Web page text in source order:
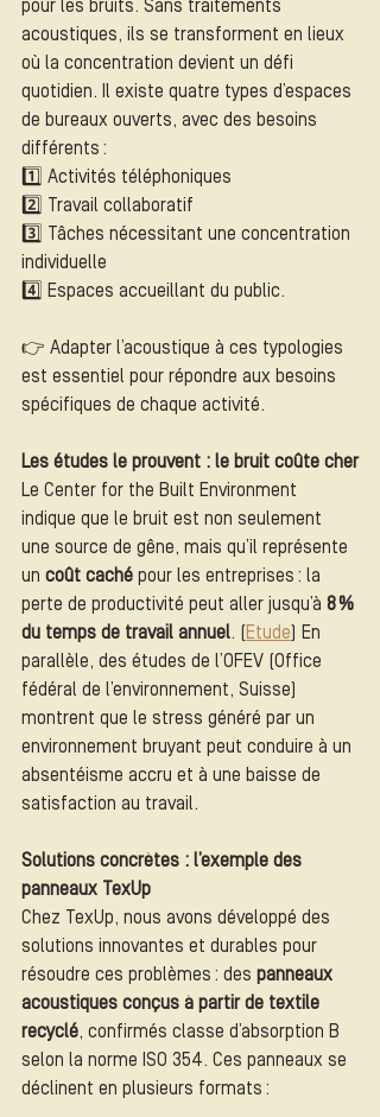
pour les bruits. Sans traitements
acoustiques, ils se transforment en lieux
où la concentration devient un défi
quotidien. Il existe quatre types d’espaces
de bureaux ouverts, avec des besoins
différents :
1️⃣ Activités téléphoniques
2️⃣ Travail collaboratif
3️⃣ Tâches nécessitant une concentration
individuelle
4️⃣ Espaces accueillant du public.
👉 Adapter l’acoustique à ces typologies
est essentiel pour répondre aux besoins
spécifiques de chaque activité.
Les études le prouvent : le bruit coûte cher
Le Center for the Built Environment
indique que le bruit est non seulement
une source de gêne, mais qu’il représente
un coût caché pour les entreprises : la
perte de productivité peut aller jusqu’à 8 %
du temps de travail annuel. (Etude) En
parallèle, des études de l’OFEV (Office
fédéral de l’environnement, Suisse)
montrent que le stress généré par un
environnement bruyant peut conduire à un
absentéisme accru et à une baisse de
satisfaction au travail.
Solutions concrètes : l’exemple des
panneaux TexUp
Chez TexUp, nous avons développé des
solutions innovantes et durables pour
résoudre ces problèmes : des panneaux
acoustiques conçus à partir de textile
recyclé, confirmés classe d’absorption B
selon la norme ISO 354. Ces panneaux se
déclinent en plusieurs formats :